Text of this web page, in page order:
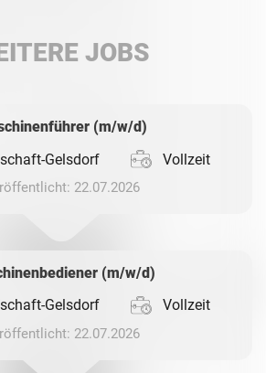
JOBS
(m/w/d)
Gelsdorf
Vollzeit
22.07.2026
(m/w/d)
Gelsdorf
Vollzeit
22.07.2026